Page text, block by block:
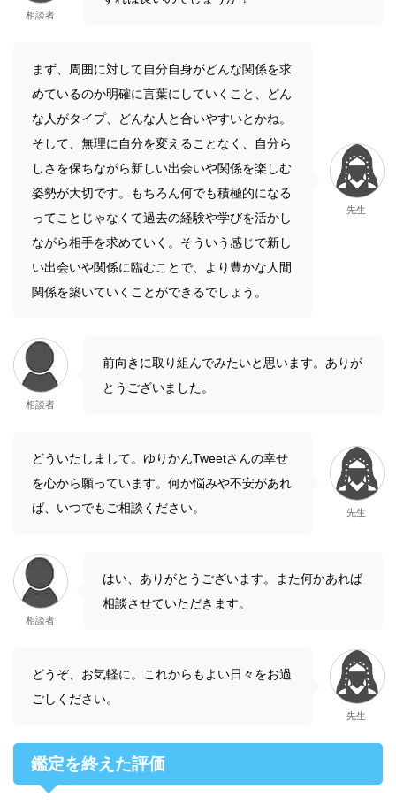
相談者
まず、周囲に対して自分自身がどんな関係を求
めているのか明確に言葉にしていくこと、どん
な人がタイプ、どんな人と合いやすいとかね。
そして、無理に自分を変えることなく、自分ら
しさを保ちながら新しい出会いや関係を楽しむ
姿勢が大切です。もちろん何でも積極的になる
ってことじゃなくて過去の経験や学びを活かし
ながら相手を求めていく。そういう感じで新し
い出会いや関係に臨むことで、より豊かな人間
関係を築いていくことができるでしょう。
先生
相談者
前向きに取り組んでみたいと思います。ありが
とうございました。
どういたしまして。ゆりかんTweetさんの幸せ
を心から願っています。何か悩みや不安があれ
ば、いつでもご相談ください。
先生
相談者
はい、ありがとうございます。また何かあれば
相談させていただきます。
どうぞ、お気軽に。これからもよい日々をお過
ごしください。
先生
鑑定を終えた評価